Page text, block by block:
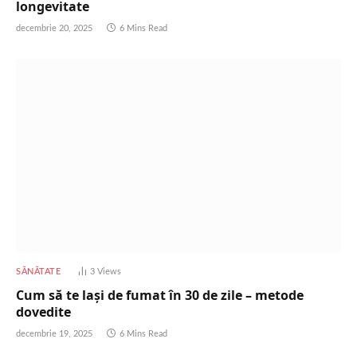
longevitate
decembrie 20, 2025 6 Mins Read
SĂNĂTATE 3Views
Cum să te lași de fumat în 30 de zile – metode
dovedite
decembrie 19, 2025 6 Mins Read